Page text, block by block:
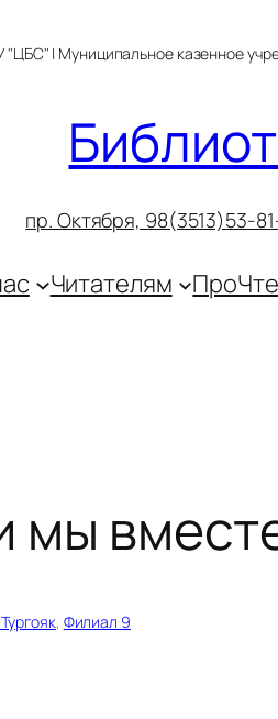
"ЦБС" | Муниципальное казенное
пр. Октября, 98(3513)53-
Читателям
мы
, Филиал 9